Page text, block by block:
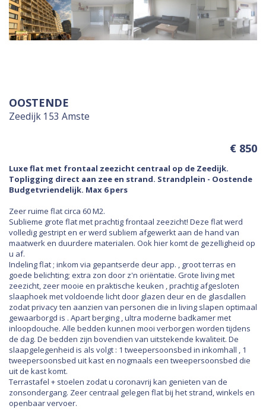
OOSTENDE
Zeedijk 153 Amste
€ 850
Luxe flat met frontaal zeezicht centraal op de Zeedijk.
Topligging direct aan zee en strand. Strandplein - Oostende
Budgetvriendelijk. Max 6 pers
Zeer ruime flat circa 60 M2.
Sublieme grote flat met prachtig frontaal zeezicht! Deze flat werd
volledig gestript en er werd subliem afgewerkt aan de hand van
maatwerk en duurdere materialen. Ook hier komt de gezelligheid op
u af.
Indeling flat ; inkom via gepantserde deur app. , groot terras en
goede belichting; extra zon door z'n oriëntatie. Grote living met
zeezicht, zeer mooie en praktische keuken , prachtig afgesloten
slaaphoek met voldoende licht door glazen deur en de glasdallen
zodat privacy ten aanzien van personen die in living slapen optimaal
gewaarborgd is . Apart berging , ultra moderne badkamer met
inloopdouche. Alle bedden kunnen mooi verborgen worden tijdens
de dag. De bedden zijn bovendien van uitstekende kwaliteit. De
slaapgelegenheid is als volgt : 1 tweepersoonsbed in inkomhall , 1
tweepersoonsbed uit kast en nogmaals een tweepersoonsbed die
uit de kast komt.
Terrastafel + stoelen zodat u coronavrij kan genieten van de
zonsondergang. Zeer centraal gelegen flat bij het strand, winkels en
openbaar vervoer.